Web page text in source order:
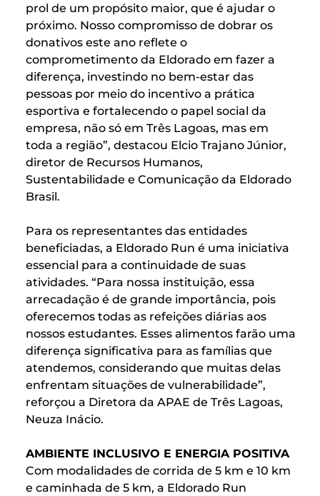
prol de um propósito maior, que é ajudar o
próximo. Nosso compromisso de dobrar os
donativos este ano reflete o
comprometimento da Eldorado em fazer a
diferença, investindo no bem-estar das
pessoas por meio do incentivo a prática
esportiva e fortalecendo o papel social da
empresa, não só em Três Lagoas, mas em
toda a região”, destacou Elcio Trajano Júnior,
diretor de Recursos Humanos,
Sustentabilidade e Comunicação da Eldorado
Brasil.
Para os representantes das entidades
beneficiadas, a Eldorado Run é uma iniciativa
essencial para a continuidade de suas
atividades. “Para nossa instituição, essa
arrecadação é de grande importância, pois
oferecemos todas as refeições diárias aos
nossos estudantes. Esses alimentos farão uma
diferença significativa para as famílias que
atendemos, considerando que muitas delas
enfrentam situações de vulnerabilidade”,
reforçou a Diretora da APAE de Três Lagoas,
Neuza Inácio.
AMBIENTE INCLUSIVO E ENERGIA POSITIVA
Com modalidades de corrida de 5 km e 10 km
e caminhada de 5 km, a Eldorado Run